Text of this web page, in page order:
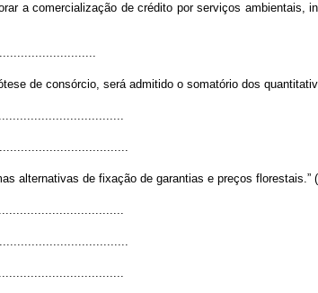
a comercialização de crédito por serviços ambientais,
de consórcio, será admitido o somatório dos
alternativas de fixação de garantias e preços florestais.”